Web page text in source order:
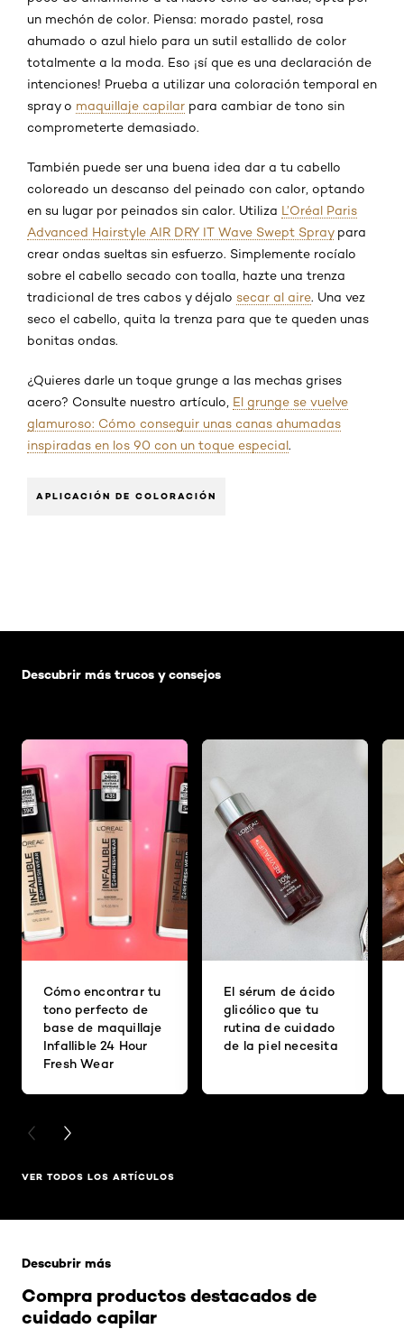
un mechón de color. Piensa: morado pastel, rosa
ahumado o azul hielo para un sutil estallido de color
totalmente a la moda. Eso ¡sí que es una declaración de
intenciones! Prueba a utilizar una coloración temporal en
spray o maquillaje capilar para cambiar de tono sin
comprometerte demasiado.
También puede ser una buena idea dar a tu cabello
coloreado un descanso del peinado con calor, optando
en su lugar por peinados sin calor. Utiliza L’Oréal Paris
Advanced Hairstyle AIR DRY IT Wave Swept Spraypara
crear ondas sueltas sin esfuerzo. Simplemente rocíalo
sobre el cabello secado con toalla, hazte una trenza
tradicional de tres cabos y déjalo secar al aire. Una vez
seco el cabello, quita la trenza para que te queden unas
bonitas ondas.
¿Quieres darle un toque grunge a las mechas grises
acero? Consulte nuestro artículo, El grunge se vuelve
glamuroso: Cómo conseguir unas canas ahumadas
inspiradas en los 90 con un toque especial.
APLICACIÓN DE COLORACIÓN
Descubrir más trucos y consejos
Cómo encontrar tu
tono perfecto de
base de maquillaje
Infallible 24 Hour
Fresh Wear
El sérum de ácido
glicólico que tu
rutina de cuidado
de la piel necesita
PREVIOUS CARD
NEXT CARD
VER TODOS LOS ARTÍCULOS
Compra productos destacados de
cuidado capilar
Descubrir más